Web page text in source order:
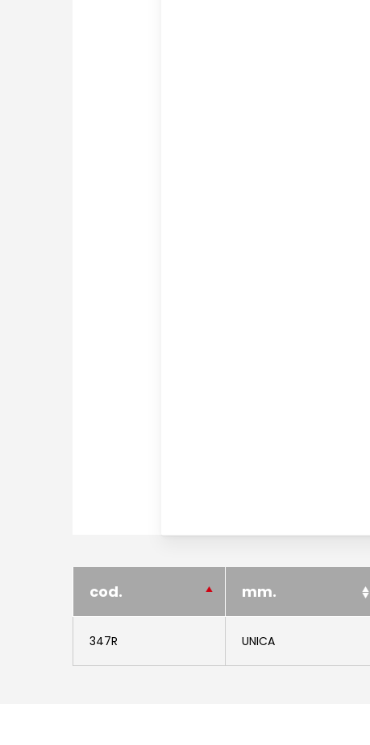
cod. mm.
347R UNICA